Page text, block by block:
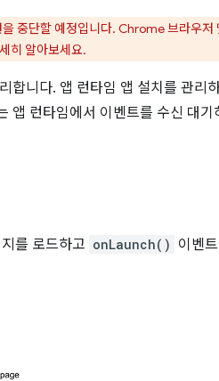
중단할 예정입니다. Chrome 브라우
히 알아보세요.
합니다. 앱 런타임 앱 설치를 관리
앱 런타임에서 이벤트를 수신 대기
를 로드하고 onLaunch() 이벤